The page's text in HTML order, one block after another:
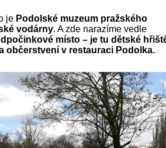
je Podolské muzeum pražského
vodárny. A zde narazíme vedle
místo – je tu dětské
občerstvení v restauraci Podolka.